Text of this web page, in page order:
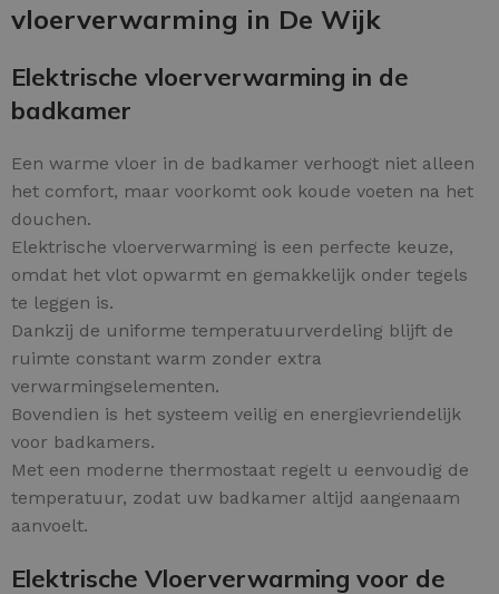
vloerverwarming in De Wijk
Elektrische vloerverwarming in de
badkamer
Een warme vloer in de badkamer verhoogt niet alleen
het comfort, maar voorkomt ook koude voeten na het
douchen.
Elektrische vloerverwarming is een perfecte keuze,
omdat het vlot opwarmt en gemakkelijk onder tegels
te leggen is.
Dankzij de uniforme temperatuurverdeling blijft de
ruimte constant warm zonder extra
verwarmingselementen.
Bovendien is het systeem veilig en energievriendelijk
voor badkamers.
Met een moderne thermostaat regelt u eenvoudig de
temperatuur, zodat uw badkamer altijd aangenaam
aanvoelt.
Elektrische Vloerverwarming voor de